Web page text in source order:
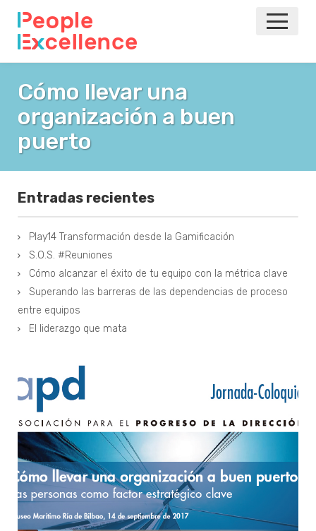
INICIO
NOTICIAS
EVENTOS
Cómo llevar una
organización a buen
puerto
Entradas recientes
Play14 Transformación desde la Gamificación
S.O.S. #Reuniones
Cómo alcanzar el éxito de tu equipo con la métrica clave
Superando las barreras de las dependencias de proceso
entre equipos
El liderazgo que mata